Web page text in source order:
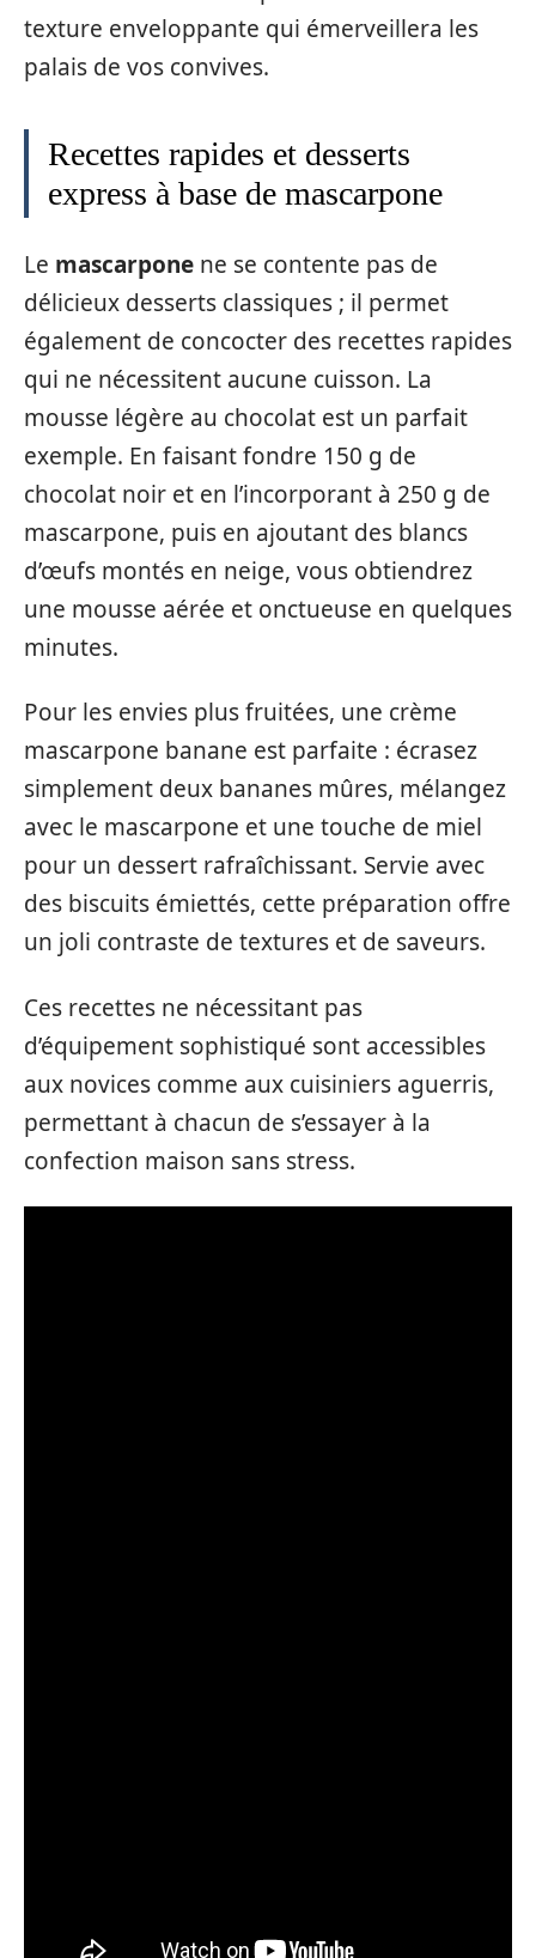
texture enveloppante qui émerveillera les
palais de vos convives.
Recettes rapides et desserts
express à base de mascarpone
Le mascarpone ne se contente pas de
délicieux desserts classiques ; il permet
également de concocter des recettes rapides
qui ne nécessitent aucune cuisson. La
mousse légère au chocolat est un parfait
exemple. En faisant fondre 150 g de
chocolat noir et en l’incorporant à 250 g de
mascarpone, puis en ajoutant des blancs
d’œufs montés en neige, vous obtiendrez
une mousse aérée et onctueuse en quelques
minutes.
Pour les envies plus fruitées, une crème
mascarpone banane est parfaite : écrasez
simplement deux bananes mûres, mélangez
avec le mascarpone et une touche de miel
pour un dessert rafraîchissant. Servie avec
des biscuits émiettés, cette préparation offre
un joli contraste de textures et de saveurs.
Ces recettes ne nécessitant pas
d’équipement sophistiqué sont accessibles
aux novices comme aux cuisiniers aguerris,
permettant à chacun de s’essayer à la
confection maison sans stress.